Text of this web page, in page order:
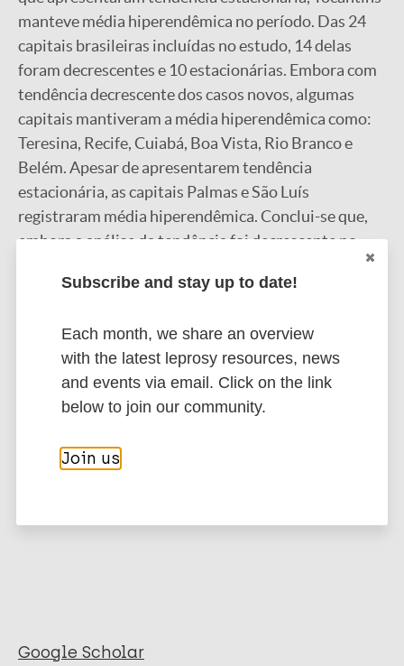
manteve média hiperendêmica no período. Das 24
capitais brasileiras incluídas no estudo, 14 delas
foram decrescentes e 10 estacionárias. Embora com
tendência decrescente dos casos novos, algumas
capitais mantiveram a média hiperendêmica como:
Teresina, Recife, Cuiabá, Boa Vista, Rio Branco e
Belém. Apesar de apresentarem tendência
estacionária, as capitais Palmas e São Luís
registraram média hiperendêmica. Conclui-se que,
embora a análise da tendência foi decrescente no
Brasil, houve presença de tendências estacionárias e
hiperendemicidade em algumas UF e capitais
fontes de transmissibilidade e dificuldade na
eliminação da hanseníase no país.
Google Scholar
Subscribe and stay up to date!
Each month, we share an overview
with the latest leprosy resources, news
and events via email. Click on the link
below to join our community.
Join us